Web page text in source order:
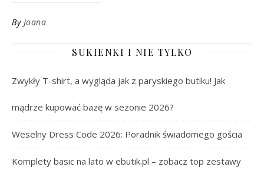
By Joana
SUKIENKI I NIE TYLKO
Zwykły T-shirt, a wygląda jak z paryskiego butiku! Jak
mądrze kupować bazę w sezonie 2026?
Weselny Dress Code 2026: Poradnik świadomego gościa
Komplety basic na lato w ebutik.pl – zobacz top zestawy